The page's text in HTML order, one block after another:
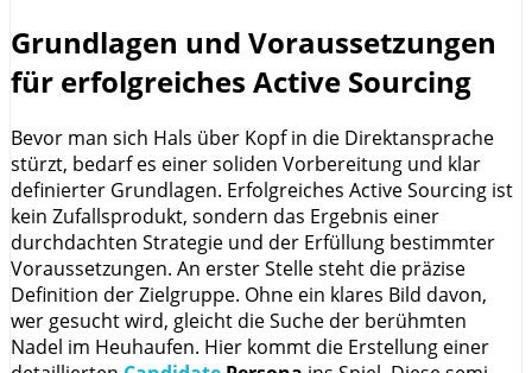
Grundlagen und Voraussetzungen
für erfolgreiches Active Sourcing
Bevor man sich Hals über Kopf in die Direktansprache
stürzt, bedarf es einer soliden Vorbereitung und klar
definierter Grundlagen. Erfolgreiches Active Sourcing ist
kein Zufallsprodukt, sondern das Ergebnis einer
durchdachten Strategie und der Erfüllung bestimmter
Voraussetzungen. An erster Stelle steht die präzise
Definition der Zielgruppe. Ohne ein klares Bild davon,
wer gesucht wird, gleicht die Suche der berühmten
Nadel im Heuhaufen. Hier kommt die Erstellung einer